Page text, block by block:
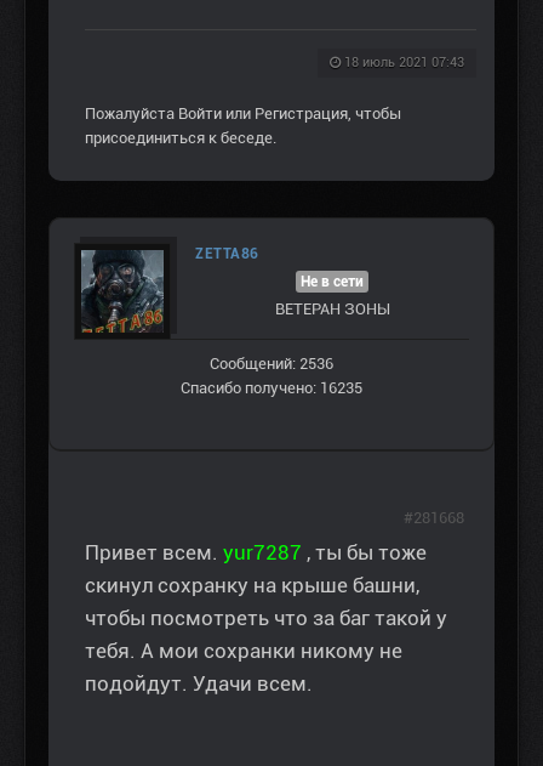
18 июль 2021 07:43
Пожалуйста Войти или Регистрация, чтобы
присоединиться к беседе.
ZETTA86
Не в сети
ВЕТЕРАН ЗOНЫ
Сообщений: 2536
Спасибо получено: 16235
Привет всем. yur7287 , ты бы тоже
скинул сохранку на крыше башни,
чтобы посмотреть что за баг такой у
тебя. А мои сохранки никому не
подойдут. Удачи всем.
#281668